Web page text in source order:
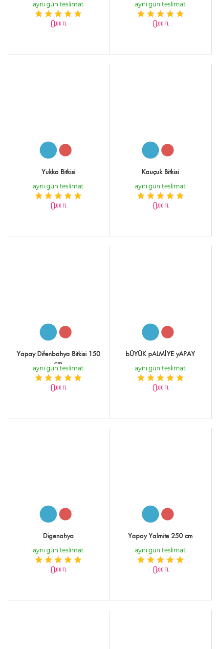
aynı gün teslimat
0,00 TL
aynı gün teslimat
0,00 TL
Yukka Bitkisi
aynı gün teslimat
0,00 TL
Kauçuk Bitkisi
aynı gün teslimat
0,00 TL
Yapay Difenbahya Bitkisi 150
cm
aynı gün teslimat
0,00 TL
bÜYÜK pALMİYE yAPAY
aynı gün teslimat
0,00 TL
Digenahya
aynı gün teslimat
0,00 TL
Yapay Yalmite 250 cm
aynı gün teslimat
0,00 TL